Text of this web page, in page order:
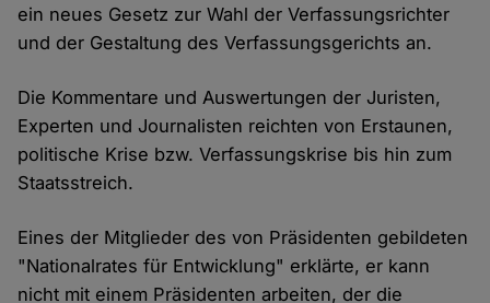
ein neues Gesetz zur Wahl der Verfassungsrichter
und der Gestaltung des Verfassungsgerichts an.
Die Kommentare und Auswertungen der Juristen,
Experten und Journalisten reichten von Erstaunen,
politische Krise bzw. Verfassungskrise bis hin zum
Staatsstreich.
Eines der Mitglieder des von Präsidenten gebildeten
"Nationalrates für Entwicklung" erklärte, er kann
nicht mit einem Präsidenten arbeiten, der die